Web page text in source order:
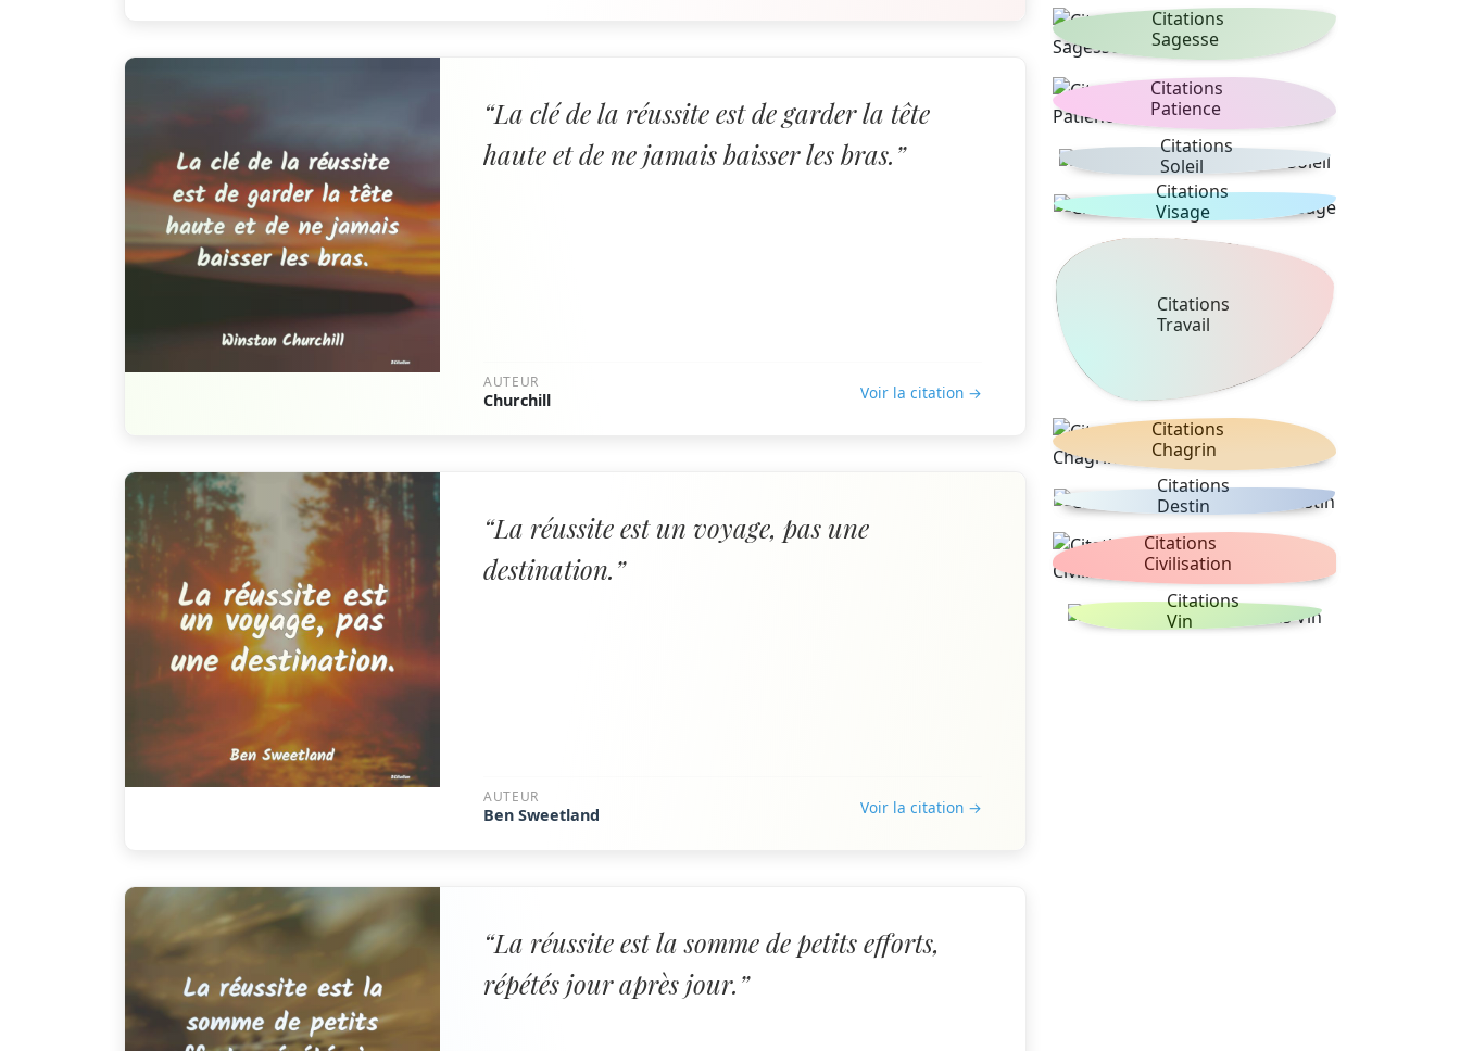
“La clé de la réussite est de garder la tête
haute et de ne jamais baisser les bras.”
AUTEUR
Churchill Voir la citation →
“La réussite est un voyage, pas une
destination.”
AUTEUR
Ben Sweetland Voir la citation →
“La réussite est la somme de petits efforts,
répétés jour après jour.”
Citations
Sagesse
Citations
Patience
Citations
Soleil
Citations
Visage
Citations
Travail
Citations
Chagrin
Citations
Destin
Citations
Civilisation
Citations
Vin